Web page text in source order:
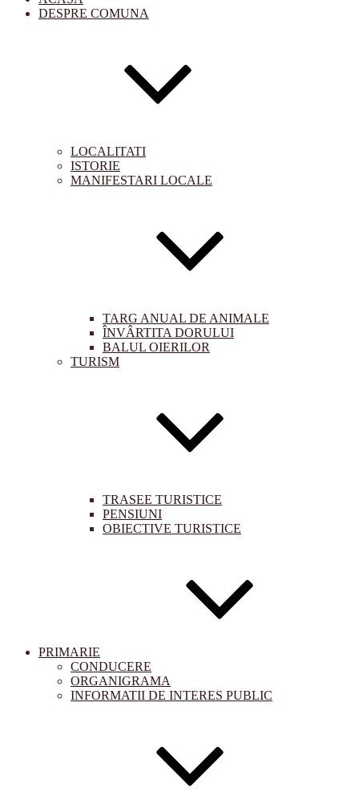
DESPRE COMUNA
LOCALITATI
ISTORIE
MANIFESTARI LOCALE
TARG ANUAL DE ANIMALE
ÎNVÂRTITA DORULUI
BALUL OIERILOR
TURISM
TRASEE TURISTICE
PENSIUNI
OBIECTIVE TURISTICE
PRIMARIE
CONDUCERE
ORGANIGRAMA
INFORMATII DE INTERES PUBLIC